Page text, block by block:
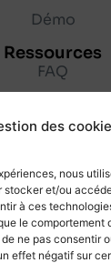
des
nous
stocker et/ou
à ces
le comportement
ne pas consentir
effet négatif sur
Démo
Ressources
FAQ
Blog
Entreprise
À propos
Partenaires
Contact